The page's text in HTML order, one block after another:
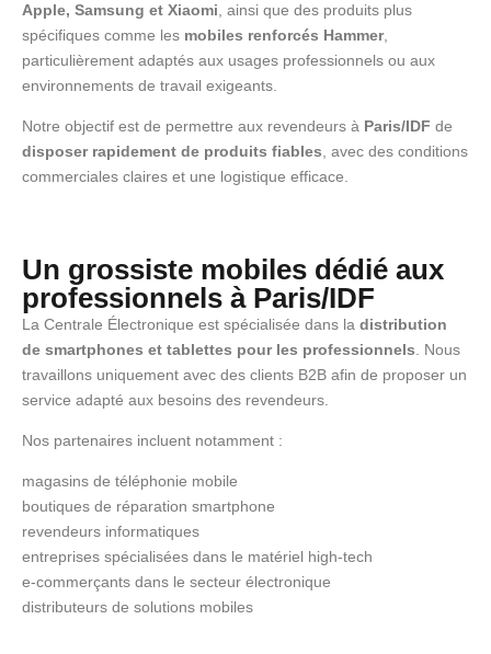
Apple, Samsung et Xiaomi , ainsi que des produits plus
spécifiques comme les mobiles renforcés Hammer,
particulièrement adaptés aux usages professionnels ou aux
environnements de travail exigeants.
Notre objectif est de permettre aux revendeurs à Paris/IDF de
disposer rapidement de produits fiables , avec des conditions
commerciales claires et une logistique efficace.
Un grossiste mobiles dédié aux
professionnels à Paris/IDF
La Centrale Électronique est spécialisée dans la distribution
de smartphones et tablettes pour les professionnels . Nous
travaillons uniquement avec des clients B2B afin de proposer un
service adapté aux besoins des revendeurs.
Nos partenaires incluent notamment :
magasins de téléphonie mobile
boutiques de réparation smartphone
revendeurs informatiques
entreprises spécialisées dans le matériel high-tech
e-commerçants dans le secteur électronique
distributeurs de solutions mobiles